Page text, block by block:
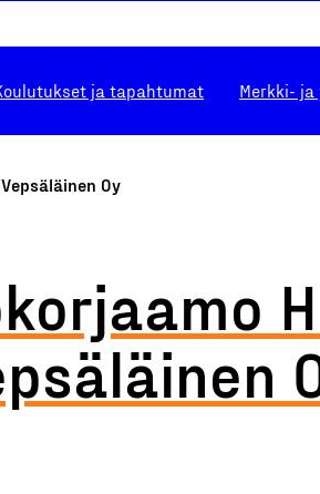
ja tapahtumat Merkki-
Oy